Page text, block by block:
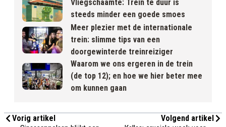
Vliegschaamte: Trein te duur is
steeds minder een goede smoes
Meer plezier met de internationale
trein: slimme tips van een
doorgewinterde treinreiziger
Waarom we ons ergeren in de trein
(de top 12); en hoe we hier beter mee
om kunnen gaan
Vorig artikel
Volgend artikel